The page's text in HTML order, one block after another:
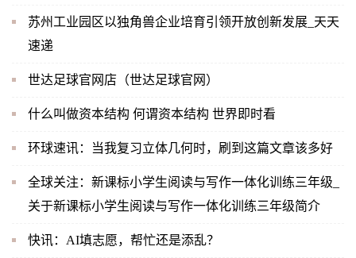
苏州工业园区以独角兽企业培育引领开放创新发展_天天
速递
世达足球官网店（世达足球官网）
什么叫做资本结构 何谓资本结构 世界即时看
环球速讯：当我复习立体几何时，刷到这篇文章该多好
全球关注：新课标小学生阅读与写作一体化训练三年级_
关于新课标小学生阅读与写作一体化训练三年级简介
快讯：AI填志愿，帮忙还是添乱？